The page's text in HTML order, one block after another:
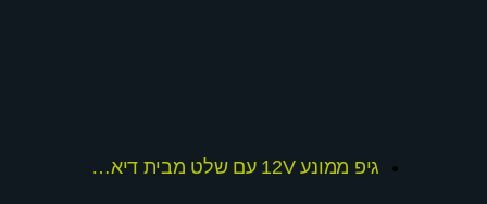
גיפ ממונע 12V עם שלט מבית דיאמנט דגם dominator + שובר הנחה